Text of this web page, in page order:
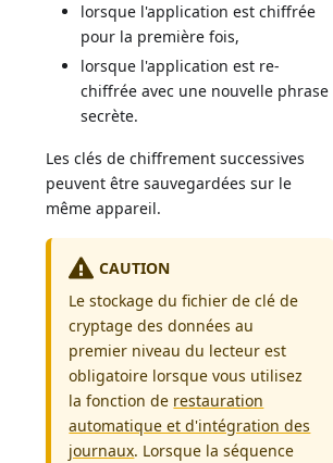
lorsque l'application est chiffrée
pour la première fois,
lorsque l'application est re-
chiffrée avec une nouvelle phrase
secrète.
Les clés de chiffrement successives
peuvent être sauvegardées sur le
même appareil.
CAUTION
Le stockage du fichier de clé de
cryptage des données au
premier niveau du lecteur est
obligatoire lorsque vous utilisez
la fonction de restauration
automatique et d'intégration des
journaux. Lorsque la séquence